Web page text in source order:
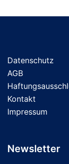
Datenschutz
AGB
Kontakt
Impressum
Newsletter